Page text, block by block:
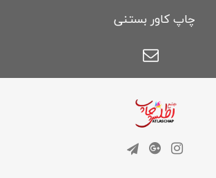
چاپ کاور بستنی